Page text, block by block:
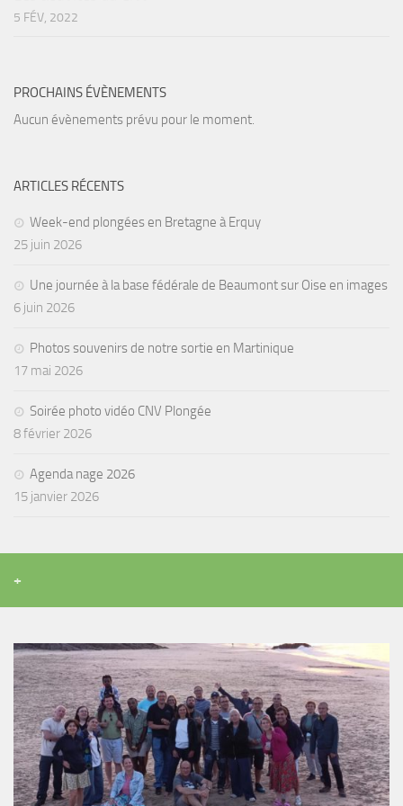
5 FÉV, 2022
PROCHAINS ÉVÈNEMENTS
Aucun évènements prévu pour le moment.
ARTICLES RÉCENTS
Week-end plongées en Bretagne à Erquy
25 juin 2026
Une journée à la base fédérale de Beaumont sur Oise en images
6 juin 2026
Photos souvenirs de notre sortie en Martinique
17 mai 2026
Soirée photo vidéo CNV Plongée
8 février 2026
Agenda nage 2026
15 janvier 2026
+